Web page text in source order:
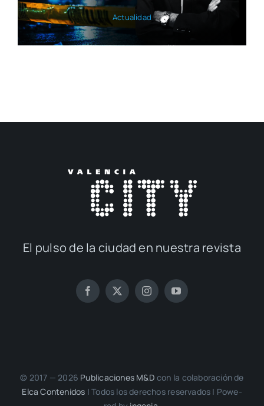
Actua­li­dad
El pul­so de la ciu­dad en nues­tra revis­ta
© 2017 — 2026 Publi­ca­cio­nes M&D con la cola­bo­ra­ción de
Elca Con­te­ni­dos | Todos los dere­chos reser­va­dos | Powe­